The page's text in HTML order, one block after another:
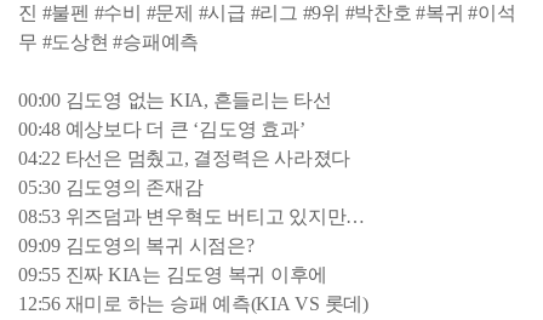
진 #불펜 #수비 #문제 #시급 #리그 #9위 #박찬호 #복귀 #이석
무 #도상현 #승패예측
00:00 김도영 없는 KIA, 흔들리는 타선
00:48 예상보다 더 큰 ‘김도영 효과’
04:22 타선은 멈췄고, 결정력은 사라졌다
05:30 김도영의 존재감
08:53 위즈덤과 변우혁도 버티고 있지만…
09:09 김도영의 복귀 시점은?
09:55 진짜 KIA는 김도영 복귀 이후에
12:56 재미로 하는 승패 예측(KIA VS 롯데)